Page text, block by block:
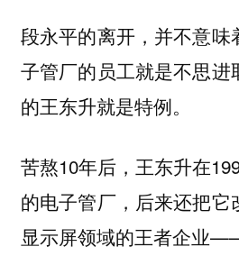
段永平的离开，并不意味
子管厂的员工就是不思进
的王东升就是特例。
苦熬10年后，王东升在
的电子管厂，后来还把它
显示屏领域的王者企业